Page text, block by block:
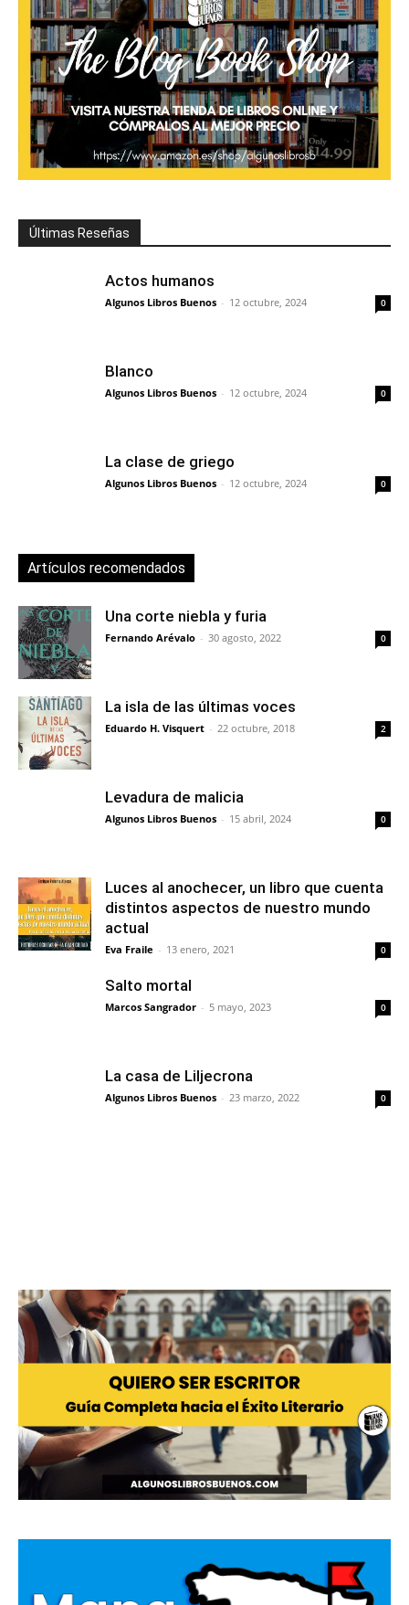
Últimas Reseñas
Actos humanos
Algunos Libros Buenos - 12 octubre, 2024 0
Blanco
Algunos Libros Buenos - 12 octubre, 2024 0
La clase de griego
Algunos Libros Buenos - 12 octubre, 2024 0
Artículos recomendados
Una corte niebla y furia
Fernando Arévalo - 30 agosto, 2022 0
La isla de las últimas voces
Eduardo H. Visquert - 22 octubre, 2018 2
Levadura de malicia
Algunos Libros Buenos - 15 abril, 2024 0
Luces al anochecer, un libro que cuenta
distintos aspectos de nuestro mundo
actual
Eva Fraile - 13 enero, 2021 0
Salto mortal
Marcos Sangrador - 5 mayo, 2023 0
La casa de Liljecrona
Algunos Libros Buenos - 23 marzo, 2022 0